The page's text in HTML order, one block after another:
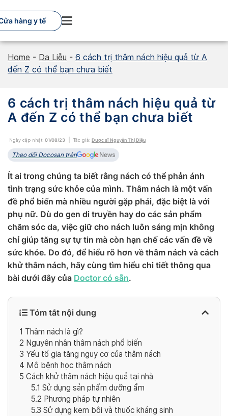
to
content
hàng y tế
Home - Da Liễu - 6 cách trị thâm nách hiệu quả từ A
đến Z có thể bạn chưa biết
6 cách trị thâm nách hiệu quả từ
A đến Z có thể bạn chưa biết
Ngày cập nhật: 01/08/23 Tác giả: Dược sĩ Nguyễn Thị Diệu
Theo dõi Docosan trên
Ít ai trong chúng ta biết rằng nách có thể phản ánh
tình trạng sức khỏe của mình. Thâm nách là một vấn
đề phổ biến mà nhiều người gặp phải, đặc biệt là với
phụ nữ. Dù do gen di truyền hay do các sản phẩm
chăm sóc da, việc giữ cho nách luôn sáng mịn không
chỉ giúp tăng sự tự tin mà còn hạn chế các vấn đề về
sức khỏe. Do đó, để hiểu rõ hơn về thâm nách và cách
khử thâm nách, hãy cùng tìm hiểu chi tiết thông qua
bài dưới đây của Doctor có sẵn.
Tóm tắt nội dung
1 Thâm nách là gì?
2 Nguyên nhân thâm nách phổ biến
3 Yếu tố gia tăng nguy cơ của thâm nách
4 Mô bệnh học thâm nách
5 Cách khử thâm nách hiệu quả tại nhà
5.1 Sử dụng sản phẩm dưỡng ẩm
5.2 Phương pháp tự nhiên
5.3 Sử dụng kem bôi và thuốc kháng sinh